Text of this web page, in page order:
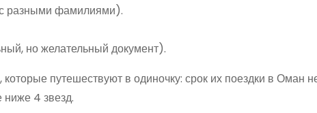
с разными фамилиями).
но желательный документ).
путешествуют в одиночку: срок их поездки в Оман
ниже 4 звезд.